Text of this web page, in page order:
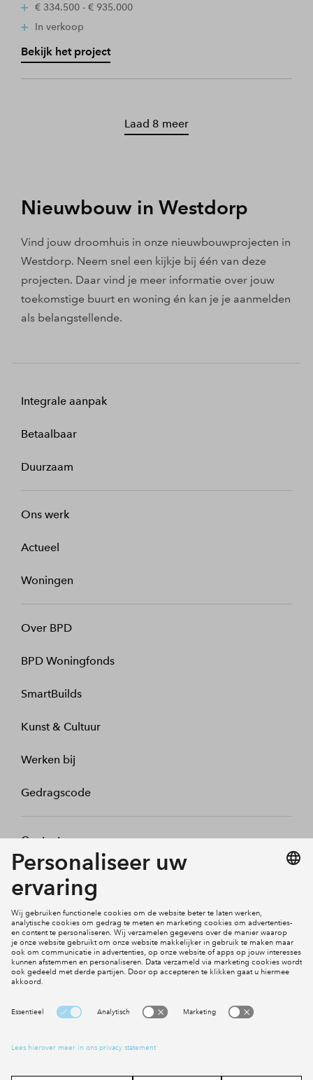
€ 334.500 - € 935.000
In verkoop
Bekijk het project
Laad 8 meer
Nieuwbouw in Westdorp
Vind jouw droomhuis in onze nieuwbouwprojecten in
Westdorp. Neem snel een kijkje bij één van deze
projecten. Daar vind je meer informatie over jouw
toekomstige buurt en woning én kan je je aanmelden
als belangstellende.
Integrale aanpak
Betaalbaar
Duurzaam
Ons werk
Actueel
Woningen
Over BPD
BPD Woningfonds
SmartBuilds
Kunst & Cultuur
Werken bij
Gedragscode
Contact
Mijn profiel
Social Media
Cookies